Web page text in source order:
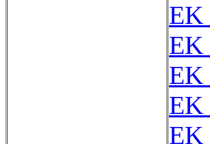
EK
EK
EK
EK
EK